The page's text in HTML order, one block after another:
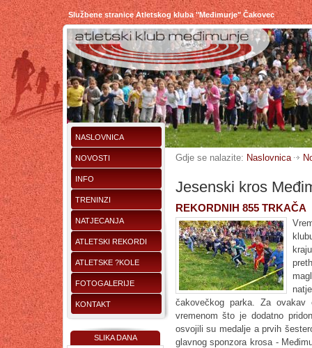
Službene stranice Atletskog kluba "Međimurje" Čakovec
NASLOVNICA
NOVOSTI
INFO
TRENINZI
NATJECANJA
ATLETSKI REKORDI
ATLETSKE ?KOLE
FOTOGALERIJE
KONTAKT
SLIKA DANA
Gdje se nalazite: Naslovnica
Jesenski kros
REKORDNIH 855 TRKAČA
čakovečkog parka. Za ovakav
vremenom što je dodatno
osvojili su medalje a prvih
glavnog sponzora krosa -